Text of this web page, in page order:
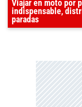
Viajar en moto por
indispensable,
paradas